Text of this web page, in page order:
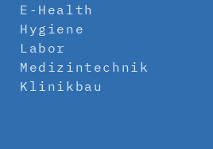
E-Health
Hygiene
Labor
Medizintechnik
Klinikbau